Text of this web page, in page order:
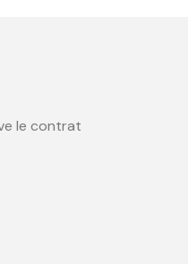
le contrat